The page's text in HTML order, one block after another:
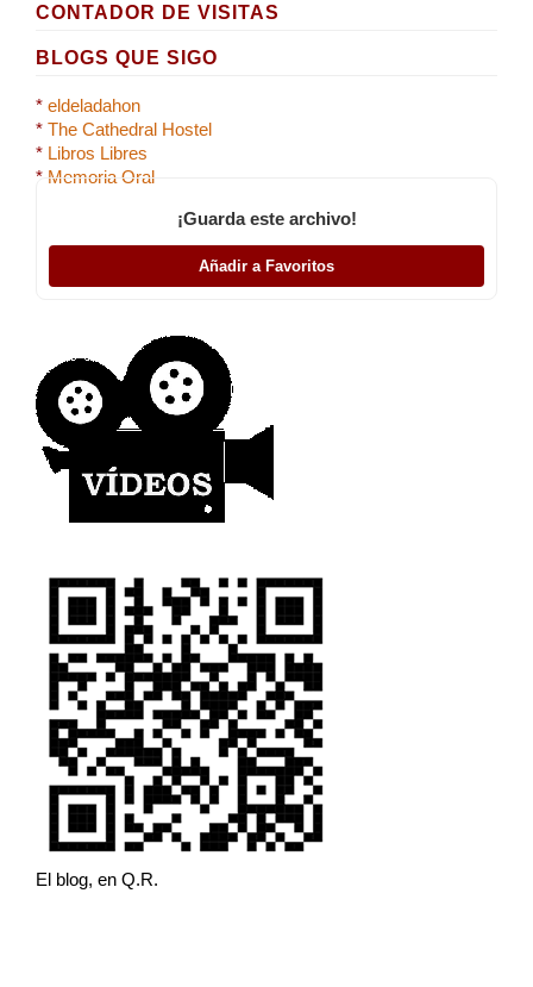
CONTADOR DE VISITAS
BLOGS QUE SIGO
* eldeladahon
* The Cathedral Hostel
* Libros Libres
* Memoria Oral
¡Guarda este archivo!
Añadir a Favoritos
El blog, en Q.R.